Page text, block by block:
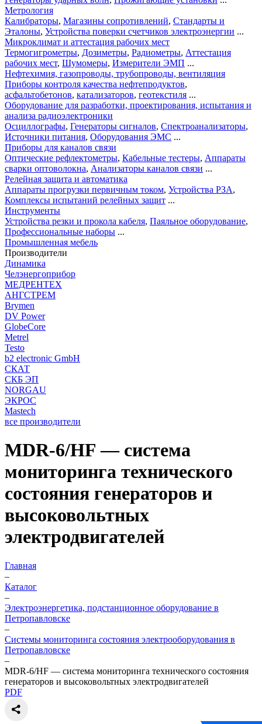
Метрология
Калибраторы, Магазины сопротивлений, Стандарты и
Эталоны, Устройства поверки счетчиков электроэнергии ...
Микроклимат и аттестация рабочих мест
Термогигрометры, Дозиметры, Радиометры, Аттестация
рабочих мест, Шумомеры, Измерители ЭМП ...
Нефтехимия, газопроводы, трубопроводы, вентиляция
Приборы контроля качества нефтепродуктов,
асфальтобетонов, катализаторов, геотекстиля ...
Оборудование для разработки, проектирования, испытания и
анализа радиоэлектроники
Осциллографы, Генераторы сигналов, Спектроанализаторы,
Источники питания, Оборудования ЭМС ...
Приборы для каналов связи
Оптические рефлектометры, Кабельные тестеры, Аппараты
сварки оптоволокна, Анализаторы каналов связи ...
Релейная защита и автоматика
Аппараты прогрузки первичным током, Устройства РЗА,
Комплексы испытаний релейных защит ...
Инструменты
Устройства резки и прокола кабеля, Паяльное оборудование,
Профессиональные наборы ...
Промышленная мебель
Производители
Динамика
Челэнергоприбор
МЕДРЕНТЕХ
АНГСТРЕМ
Brymen
DV Power
GlobeCore
Metrel
Testo
b2 electronic GmbH
СКАТ
СКБ ЭП
NORGAU
ЭКРОС
Mastech
все производители
MDR-6/HF — система
мониторинга технического
состояния генераторов и
высоковольтных
электродвигателей
Главная
–
Каталог
–
Электроэнергетика, подстанционное оборудование в
Петропавловске
–
Системы мониторинга состояния электрооборудования в
Петропавловске
–
MDR-6/HF — система мониторинга технического состояния
генераторов и высоковольтных электродвигателей
PDF